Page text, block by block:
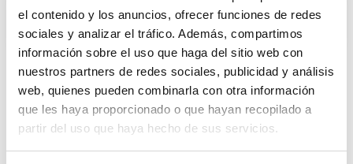
el contenido y los anuncios, ofrecer funciones de redes
sociales y analizar el tráfico. Además, compartimos
información sobre el uso que haga del sitio web con
nuestros partners de redes sociales, publicidad y análisis
web, quienes pueden combinarla con otra información
que les haya proporcionado o que hayan recopilado a
partir del uso que haya hecho de sus servicios.
DEPORTE
Preguntas frecuentes
¿Qué partes se tratan en el Mommy Makeover?